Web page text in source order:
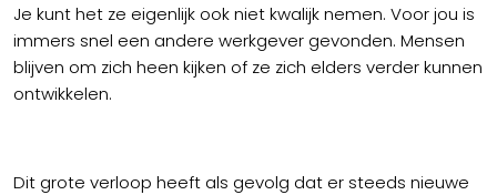
Je kunt het ze eigenlijk ook niet kwalijk nemen. Voor jou is
immers snel een andere werkgever gevonden. Mensen
blijven om zich heen kijken of ze zich elders verder kunnen
ontwikkelen.
Dit grote verloop heeft als gevolg dat er steeds nieuwe